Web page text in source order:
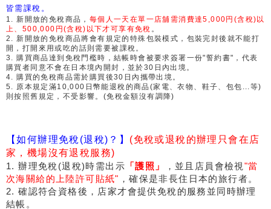
皆需課稅。
1. 新開放的免稅商品， 每個人一天在單一店舖需消費達5,000円(含稅)以
上、500,000円(含稅)以下才可享有免稅 。
2. 新開放的免稅商品將會有規定的特殊包裝模式，包裝完封後就不能打
開，打開來用或吃的話則需要被課稅。
3. 購買商品達到免稅門檻時，結帳時會被要求簽署一份"誓約書"，代表
購買者同意不會在日本境內開封，並於30日內出境。
4. 購買的免稅商品需於購買後30日內攜帶出境。
5. 原本規定滿10,000日幣能退稅的商品(家電、衣物、鞋子、包包...等)
則按照舊規定，不受影響。(免稅金額沒有調降)
【如何辦理免稅(退稅)？】 (免稅或退稅的辦理只會在店
家，機場沒有退稅服務)
1. 辦理免稅(退稅)時需出示 「護照」 ，並且店員會檢視 "當
次海關給的上陸許可貼紙" ，確保是非長住日本的旅行者。
2. 確認符合資格後，店家才會提供免稅的服務並同時辦理
結帳。